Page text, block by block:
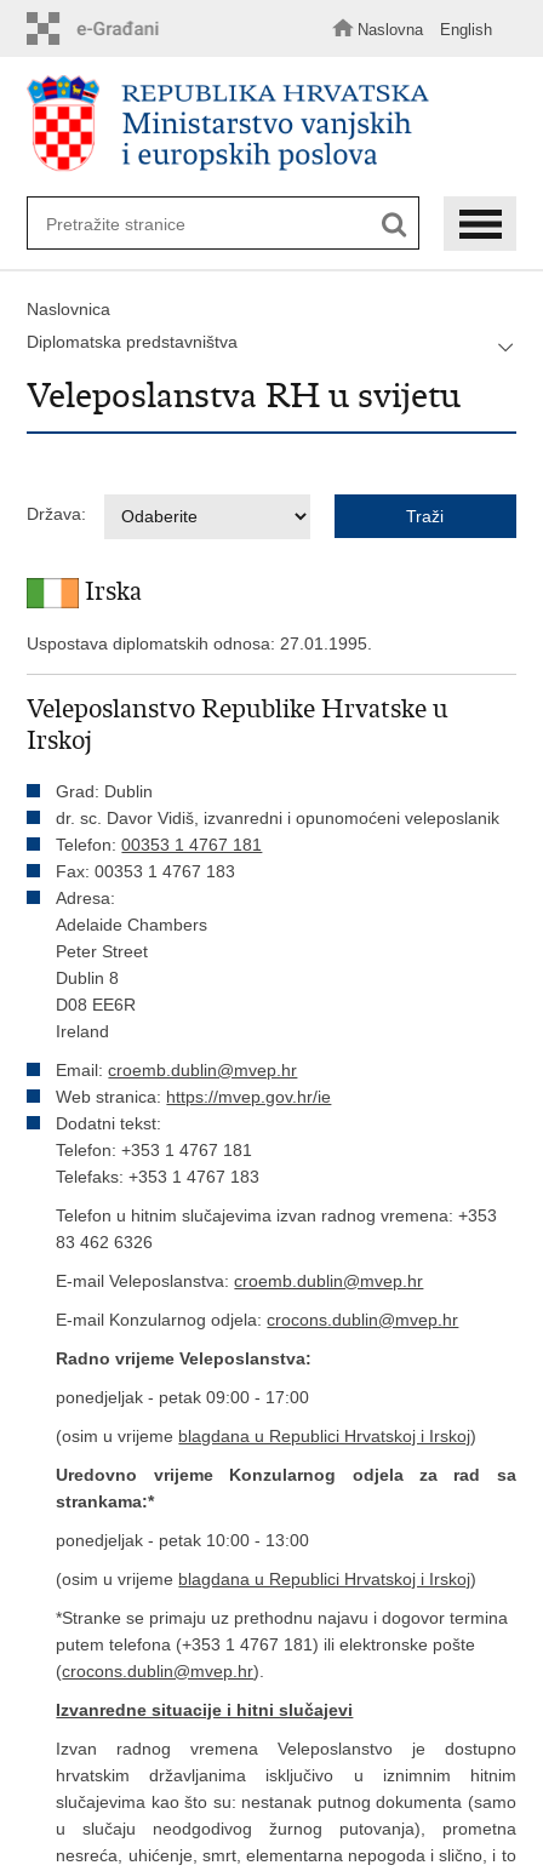
sadržaj
Naslovna English
Naslovnica
Diplomatska predstavništva
Veleposlanstva RH u svijetu
Država:
Irska
Uspostava diplomatskih odnosa: 27.01.1995.
Veleposlanstvo Republike Hrvatske u
Irskoj
Grad: Dublin
dr. sc. Davor Vidiš, izvanredni i opunomoćeni veleposlanik
Telefon:00353 1 4767 181
Fax: 00353 1 4767 183
Adresa:
Adelaide Chambers
Peter Street
Dublin 8
D08 EE6R
Ireland
Email:croemb.dublin@mvep.hr
Web stranica: https://mvep.gov.hr/ie
Dodatni tekst:
Telefon: +353 1 4767 181
Telefaks: +353 1 4767 183
Telefon u hitnim slučajevima izvan radnog vremena: +353
83 462 6326
E-mail Veleposlanstva:croemb.dublin@mvep.hr
E-mail Konzularnog odjela:crocons.dublin@mvep.hr
Radno vrijeme Veleposlanstva:
ponedjeljak - petak 09:00 - 17:00
(osim u vrijeme blagdana u Republici Hrvatskoj i Irskoj)
Uredovno vrijeme Konzularnog odjela za rad sa
strankama:*
ponedjeljak - petak 10:00 - 13:00
(osim u vrijeme blagdana u Republici Hrvatskoj i Irskoj)
*Stranke se primaju uz prethodnu najavu i dogovor termina
putem telefona (+353 1 4767 181) ili elektronske pošte
(crocons.dublin@mvep.hr).
Izvanredne situacije i hitni slučajevi
Izvan radnog vremena Veleposlanstvo je dostupno
hrvatskim državljanima isključivo u iznimnim hitnim
slučajevima kao što su: nestanak putnog dokumenta (samo
u slučaju neodgodivog žurnog putovanja), prometna
nesreća, uhićenje, smrt, elementarna nepogoda i slično, i to